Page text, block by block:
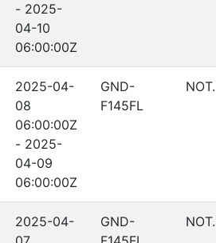
- 2025-
04-10
06:00:00Z
2025-04-
08
06:00:00Z
- 2025-
04-09
06:00:00Z
GND-
F145FL
2025-04-
GND-